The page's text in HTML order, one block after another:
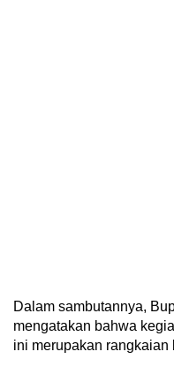
Dalam sambutannya,
mengatakan bahwa
ini merupakan rangkaian